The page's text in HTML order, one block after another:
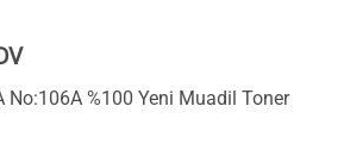
No:106A %100 Yeni Muadil Toner